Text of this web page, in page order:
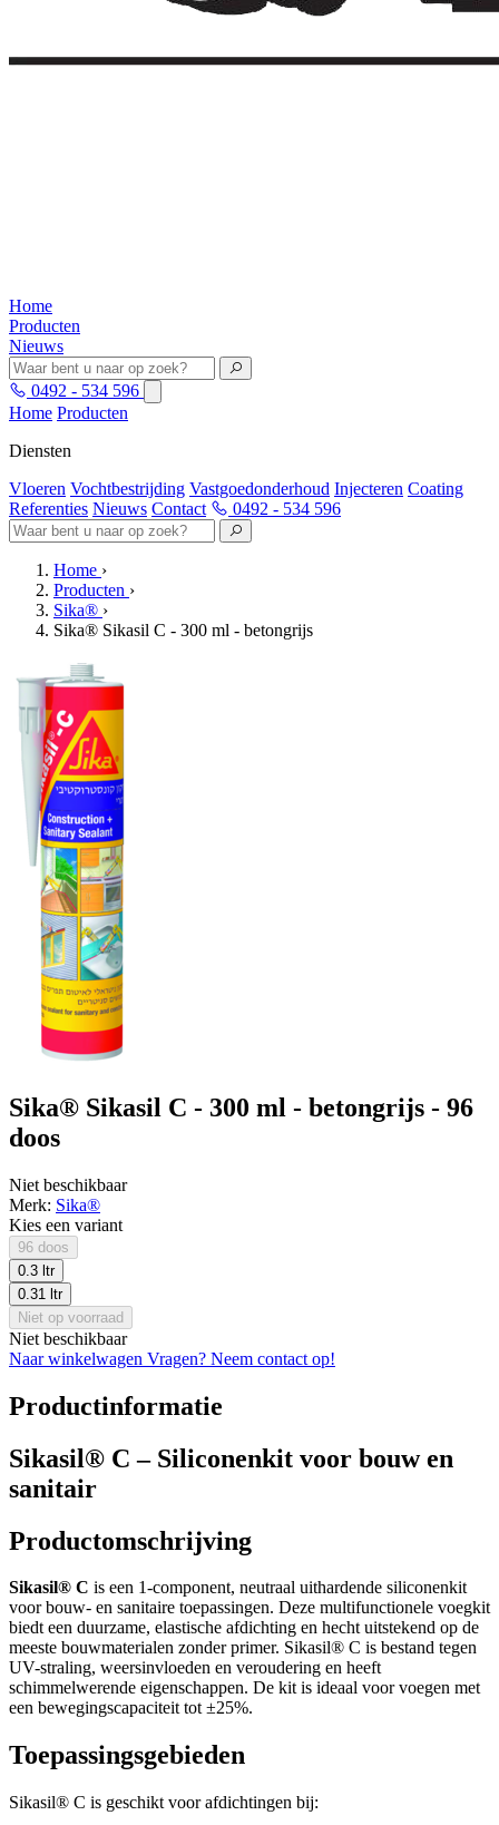
Home
Producten
Nieuws
0492 - 534 596
Home Producten
Diensten
Vloeren Vochtbestrijding Vastgoedonderhoud Injecteren Coating
Referenties Nieuws Contact 0492 - 534 596
Home ›
Producten ›
Sika® ›
Sika® Sikasil C - 300 ml - betongrijs
Sika® Sikasil C - 300 ml - betongrijs - 96
doos
Niet beschikbaar
Merk: Sika®
Kies een variant
96 doos
0.3 ltr
0.31 ltr
Niet op voorraad
Niet beschikbaar
Naar winkelwagen Vragen? Neem contact op!
Productinformatie
Sikasil® C – Siliconenkit voor bouw en
sanitair
Productomschrijving
Sikasil® C is een 1-component, neutraal uithardende siliconenkit
voor bouw- en sanitaire toepassingen. Deze multifunctionele voegkit
biedt een duurzame, elastische afdichting en hecht uitstekend op de
meeste bouwmaterialen zonder primer. Sikasil® C is bestand tegen
UV-straling, weersinvloeden en veroudering en heeft
schimmelwerende eigenschappen. De kit is ideaal voor voegen met
een bewegingscapaciteit tot ±25%.
Toepassingsgebieden
Sikasil® C is geschikt voor afdichtingen bij: